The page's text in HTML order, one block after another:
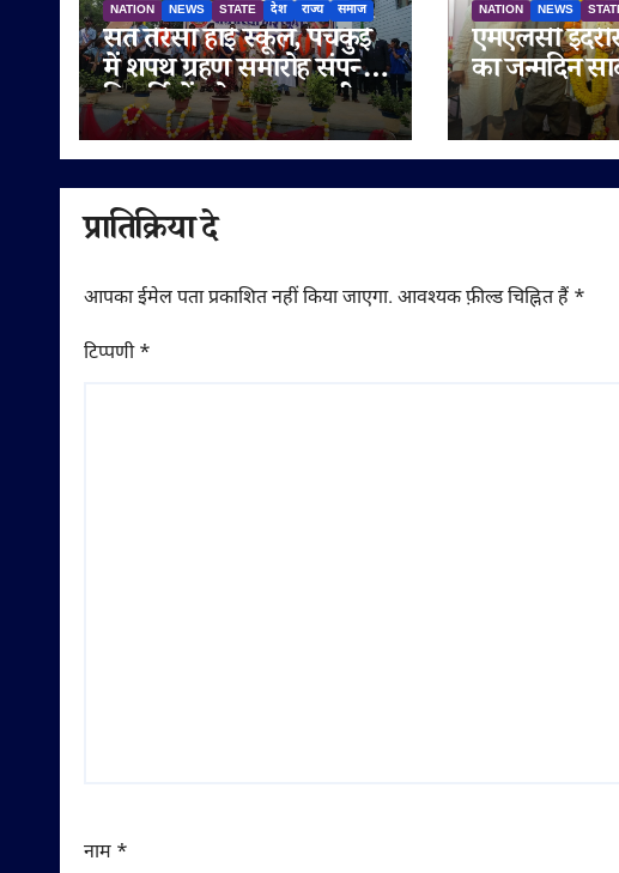
NATION NEWS STATE देश राज्य समाज
संत तेरेसा हाई स्कूल, पंचकुई
में शपथ ग्रहण समारोह संपन्न,
विद्यार्थियों को नशामुक्त जीवन
का दिया संदेश
NATION NEWS
एमएलसी
का जन्मदिन
मनाया गया,
सुनेत्रा अजित
गणमान्य लोगों
शुभकामनाएं
प्रातिक्रिया दे
आपका ईमेल पता प्रकाशित नहीं किया जाएगा. आवश्यक फ़ील्ड चिह्नित हैं *
टिप्पणी*
नाम *